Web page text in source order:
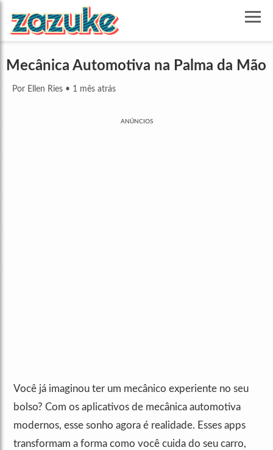
Mecânica Automotiva na Palma da Mão
Por Ellen Ries • 1 mês atrás
ANÚNCIOS
Você já imaginou ter um mecânico experiente no seu
bolso? Com os aplicativos de mecânica automotiva
modernos, esse sonho agora é realidade. Esses apps
transformam a forma como você cuida do seu carro,